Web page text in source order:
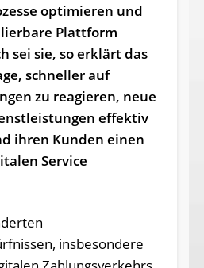
optimieren und
Plattform
sei sie, so erklärt das
schneller auf
zu reagieren, neue
effektiv
ihren Kunden einen
Service
insbesondere